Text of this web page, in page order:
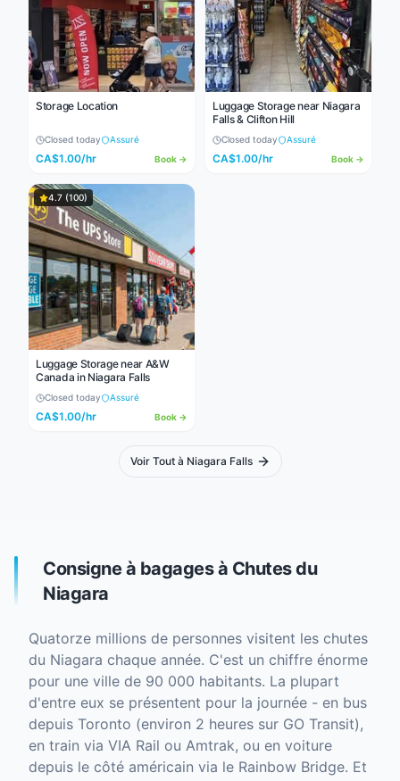
Storage Location
Closed today Assuré
CA$1.00/hr Book →
Luggage Storage near Niagara
Falls & Clifton Hill
Closed today Assuré
CA$1.00/hr Book →
4.7 (100)
Luggage Storage near A&W
Canada in Niagara Falls
Closed today Assuré
CA$1.00/hr Book →
Voir Tout à Niagara Falls
Consigne à bagages à Chutes du
Niagara
Quatorze millions de personnes visitent les chutes
du Niagara chaque année. C'est un chiffre énorme
pour une ville de 90 000 habitants. La plupart
d'entre eux se présentent pour la journée - en bus
depuis Toronto (environ 2 heures sur GO Transit),
en train via VIA Rail ou Amtrak, ou en voiture
depuis le côté américain via le Rainbow Bridge. Et